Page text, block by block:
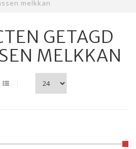
melkkan
GETAGD
MELKKAN